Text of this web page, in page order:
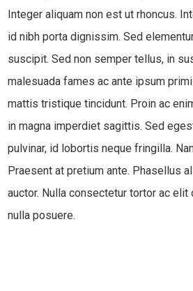
Integer aliquam non est ut rhoncus.
id nibh porta dignissim. Sed
suscipit. Sed non semper tellus, in
malesuada fames ac ante ipsum
mattis tristique tincidunt. Proin ac
in magna imperdiet sagittis. Sed
pulvinar, id lobortis neque fringilla.
Praesent at pretium ante. Phasellus
auctor. Nulla consectetur tortor ac elit
nulla posuere.